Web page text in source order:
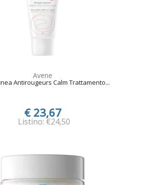
Avene
Antirougeurs Calm Trattamento...
€ 23,67
Listino: €24,50